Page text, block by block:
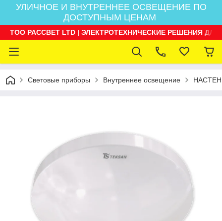
УЛИЧНОЕ И ВНУТРЕННЕЕ ОСВЕЩЕНИЕ ПО
ДОСТУПНЫМ ЦЕНАМ
ТОО РАССВЕТ LTD | ЭЛЕКТРОТЕХНИЧЕСКИЕ РЕШЕНИЯ
Световые приборы Внутреннее освещение